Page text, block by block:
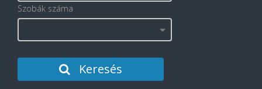
Szobák száma
Keresés